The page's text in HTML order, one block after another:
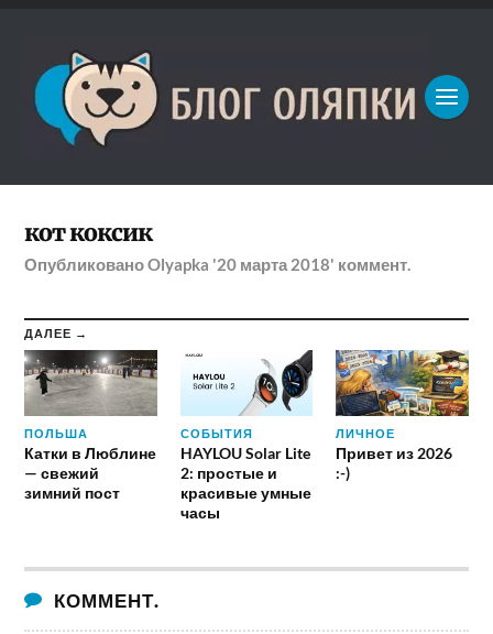
кот коксик
ОпубликованоOlyapka '20 марта 2018' коммент.
ДАЛЕЕ →
ПОЛЬША
Катки в Люблине
— свежий
зимний пост
СОБЫТИЯ
HAYLOU Solar Lite
2: простые и
красивые умные
часы
ЛИЧНОЕ
Привет из 2026
:-)
КОММЕНТ.